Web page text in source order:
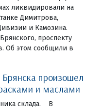
ликвидировали на
Димитрова,
и Камозина.
проспекту
Об этом сообщили в
произошел
и маслами
склада. В